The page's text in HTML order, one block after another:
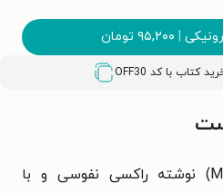
| ۹۵,۲۰۰ تومان
OFF30
راکسی نفوسی و با